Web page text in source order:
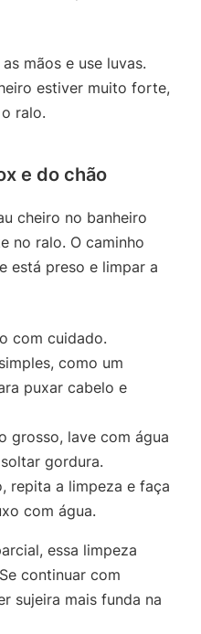
mãos e use luvas.
estiver muito forte,
ralo.
e do chão
cheiro no banheiro
no ralo. O caminho
está preso e limpar a
com cuidado.
como um
puxar cabelo e
grosso, lave com água
gordura.
repita a limpeza e faça
com água.
essa limpeza
continuar com
sujeira mais funda na